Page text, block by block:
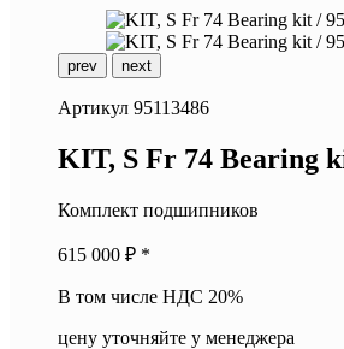
prev next
Артикул 95113486
KIT, S Fr 74 Bearing
Комплект подшипников
615 000 ₽ *
В том числе НДС 20%
цену уточняйте у менеджера